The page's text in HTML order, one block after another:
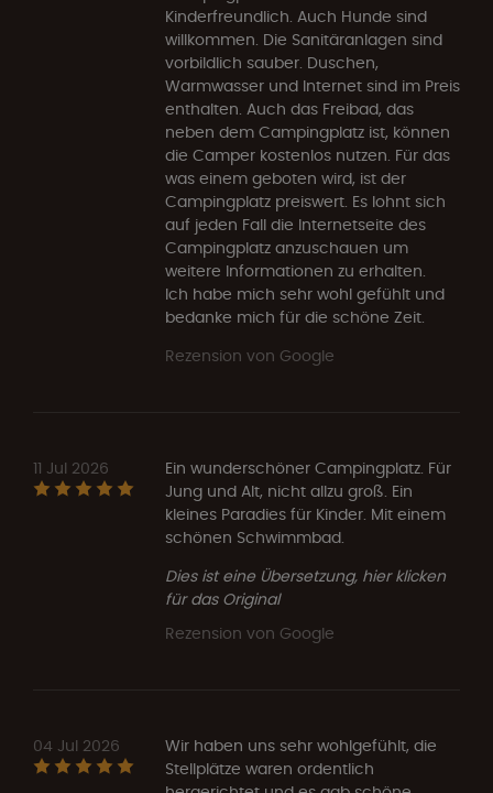
Kinderfreundlich. Auch Hunde sind
willkommen. Die Sanitäranlagen sind
vorbildlich sauber. Duschen,
Warmwasser und Internet sind im Preis
enthalten. Auch das Freibad, das
neben dem Campingplatz ist, können
die Camper kostenlos nutzen. Für das
was einem geboten wird, ist der
Campingplatz preiswert. Es lohnt sich
auf jeden Fall die Internetseite des
Campingplatz anzuschauen um
weitere Informationen zu erhalten.
Ich habe mich sehr wohl gefühlt und
bedanke mich für die schöne Zeit.
Rezension von Google
11 Jul 2026
Ein wunderschöner Campingplatz. Für
Jung und Alt, nicht allzu groß. Ein
kleines Paradies für Kinder. Mit einem
schönen Schwimmbad.
Dies ist eine Übersetzung, hier klicken
für das Original
Rezension von Google
04 Jul 2026
Wir haben uns sehr wohlgefühlt, die
Stellplätze waren ordentlich